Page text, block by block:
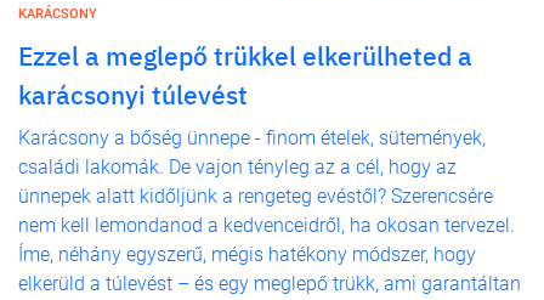
KARÁCSONY
Ezzel a meglepő trükkel elkerülheted a
karácsonyi túlevést
Karácsony a bőség ünnepe - finom ételek, sütemények,
családi lakomák. De vajon tényleg az a cél, hogy az
ünnepek alatt kidőljünk a rengeteg evéstől? Szerencsére
nem kell lemondanod a kedvenceidről, ha okosan tervezel.
Íme, néhány egyszerű, mégis hatékony módszer, hogy
elkerüld a túlevést – és egy meglepő trükk, ami garantáltan